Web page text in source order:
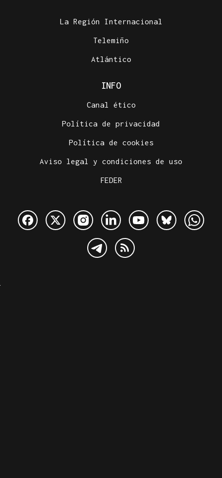
La Región Internacional
Telemiño
Atlántico
INFO
Canal ético
Política de privacidad
Política de cookies
Aviso legal y condiciones de uso
FEDER